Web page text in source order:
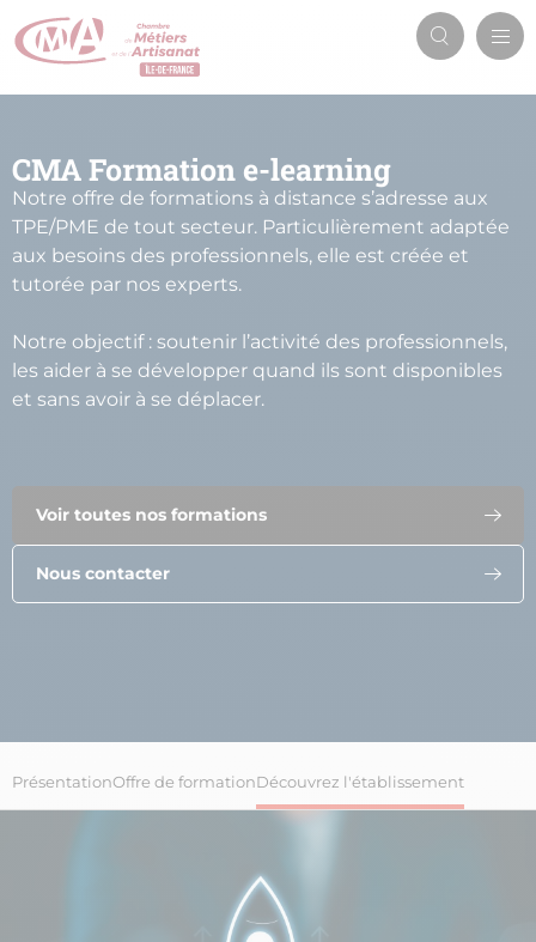
Aller
au
CMA Formation e-learning
Notre offre de formations à distance s’adresse aux
TPE/PME de tout secteur. Particulièrement adaptée
aux besoins des professionnels, elle est créée et
tutorée par nos experts.
Notre objectif : soutenir l’activité des professionnels,
les aider à se développer quand ils sont disponibles
et sans avoir à se déplacer.
Voir toutes nos formations
Nous contacter
PrésentationOffre de formationDécouvrez l'établissement